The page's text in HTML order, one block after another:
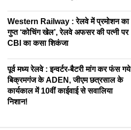
Western Railway : रेलवे में प्रमोशन का
गुप्त ‘कोचिंग खेल’, रेलवे अफसर की पत्नी पर
CBI का कसा शिकंजा
पूर्व मध्य रेलवे : इन्वर्टर-बैटरी मांग कर फंस गये
बिक्रमगंज के ADEN, जीएम छत्रसाल के
कार्यकाल में 10वीं काईवाई से सवालिया
निशान!